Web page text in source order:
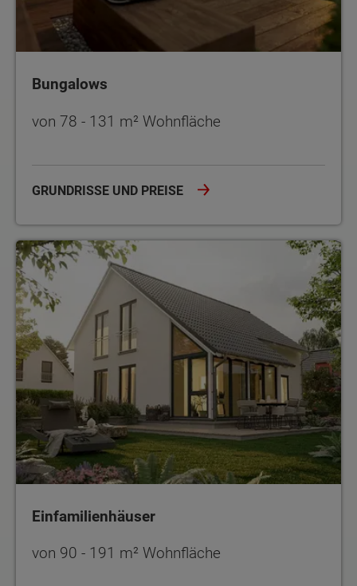
Bungalows
von 78 - 131 m² Wohnfläche
GRUNDRISSE UND PREISE
Einfamilienhäuser
Einfamilienhäuser
von 90 - 191 m² Wohnfläche